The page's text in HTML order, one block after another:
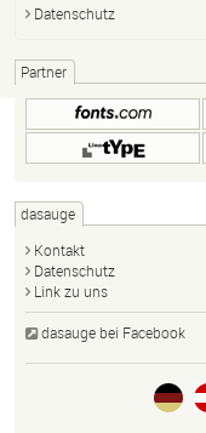
Datenschutz
Partner
dasauge
Kontakt
Datenschutz
Link zu uns
dasauge bei Facebook